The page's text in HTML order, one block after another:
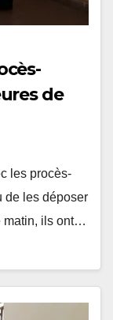
de
les procès-
de les déposer
matin, ils ont…